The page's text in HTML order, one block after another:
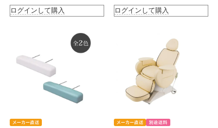
ログインして購入 ログインして購入